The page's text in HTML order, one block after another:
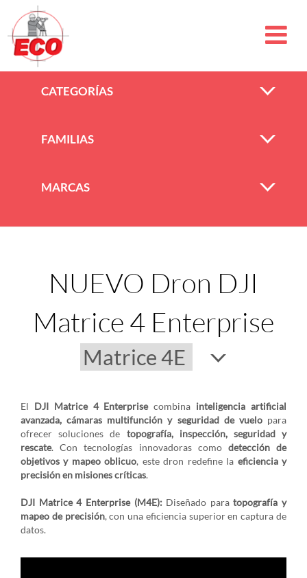
CATEGORÍAS
FAMILIAS
MARCAS
NUEVO Dron DJI
Matrice 4 Enterprise
El DJI Matrice 4 Enterprisecombina inteligencia artificial
avanzada, cámaras multifunción y seguridad de vuelopara
ofrecer soluciones de topografía, inspección, seguridad y
rescate. Con tecnologías innovadoras como detección de
objetivos y mapeo oblicuo, este dron redefine la eficiencia y
precisión en misiones críticas.
DJI Matrice 4 Enterprise (M4E): Diseñado paratopografía y
mapeo de precisión, con una eficiencia superior en captura de
datos.